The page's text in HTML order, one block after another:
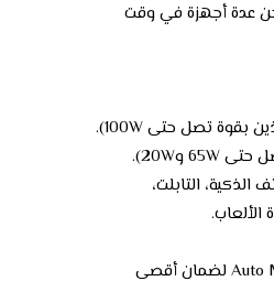
عدة أجهزة في وقت
الذكية، التابلت،